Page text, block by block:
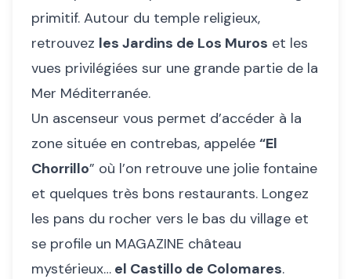
primitif. Autour du temple religieux,
retrouvez les Jardins de Los Muros et les
vues privilégiées sur une grande partie de la
Mer Méditerranée.
Un ascenseur vous permet d’accéder à la
zone située en contrebas, appelée “El
Chorrillo” où l’on retrouve une jolie fontaine
et quelques très bons restaurants. Longez
les pans du rocher vers le bas du village et
se profile un MAGAZINE château
mystérieux… el Castillo de Colomares.